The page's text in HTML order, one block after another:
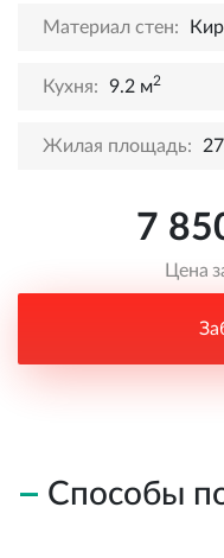
Материал стен:
Кухня: 9.2 м2
Жилая площадь:
7
Цена
Способы